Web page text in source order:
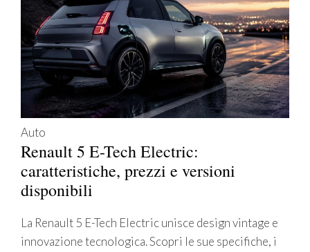
Auto
Renault 5 E-Tech Electric:
caratteristiche, prezzi e versioni
disponibili
La Renault 5 E-Tech Electric unisce design vintage e
innovazione tecnologica. Scopri le sue specifiche, i